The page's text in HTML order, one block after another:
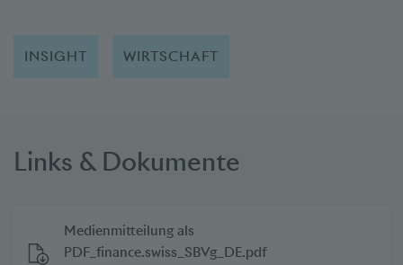
INSIGHT WIRTSCHAFT
Links & Dokumente
Medienmitteilung als
PDF_finance.swiss_SBVg_DE.pdf